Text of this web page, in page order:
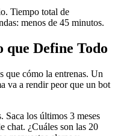
Tiempo total de
menos de 45 minutos.
Define Todo
que cómo la entrenas. Un
va a rendir peor que un bot
Saca los últimos 3 meses
chat. ¿Cuáles son las 20